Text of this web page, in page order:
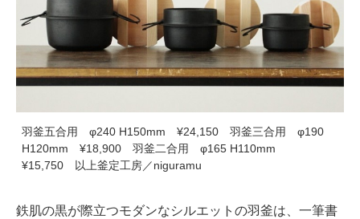
羽釜五合用 φ240 H150mm ¥24,150 羽釜三合用 φ190
H120mm ¥18,900 羽釜二合用 φ165 H110mm
¥15,750 以上釜定工房／niguramu
鉄肌の黒が際立つモダンなシルエットの羽釜は、一筆書